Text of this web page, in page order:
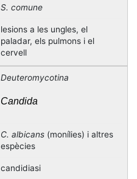
S. comune
lesions a les ungles, el
paladar, els pulmons i el
cervell
Deuteromycotina
Candida
C. albicans (monílies) i altres
espècies
candidiasi